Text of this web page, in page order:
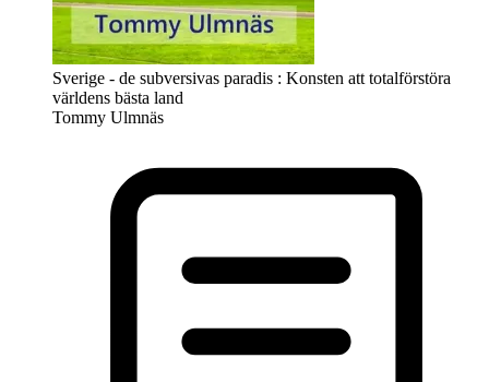
Sverige - de subversivas paradis : Konsten att totalförstöra
världens bästa land
Tommy Ulmnäs